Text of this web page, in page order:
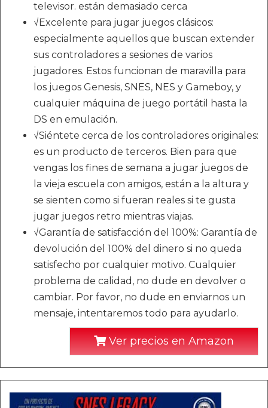
televisor. están demasiado cerca
√Excelente para jugar juegos clásicos:
especialmente aquellos que buscan extender
sus controladores a sesiones de varios
jugadores. Estos funcionan de maravilla para
los juegos Genesis, SNES, NES y Gameboy, y
cualquier máquina de juego portátil hasta la
DS en emulación.
√Siéntete cerca de los controladores originales:
es un producto de terceros. Bien para que
vengas los fines de semana a jugar juegos de
la vieja escuela con amigos, están a la altura y
se sienten como si fueran reales si te gusta
jugar juegos retro mientras viajas.
√Garantía de satisfacción del 100%: Garantía de
devolución del 100% del dinero si no queda
satisfecho por cualquier motivo. Cualquier
problema de calidad, no dude en devolver o
cambiar. Por favor, no dude en enviarnos un
mensaje, intentaremos todo para ayudarlo.
Ver precios en Amazon